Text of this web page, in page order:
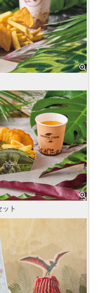
ット